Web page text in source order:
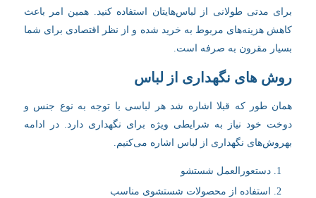
برای مدتی طولانی‌ از لباس‌هایتان استفاده کنید. همین امر باعث
کاهش هزینه‌های مربوط به خرید شده و از نظر اقتصادی برای شما
بسیار مقرون به صرفه است.
روش های نگهداری از لباس
همان طور که قبلا اشاره شد هر لباسی با توجه به نوع جنس و
دوخت خود نیاز به شرایطی ویژه برای نگهداری دارد. در ادامه
بهروش‌های نگهداری از لباس اشاره می‌کنیم.
دستعورالعمل شستشو
استفاده از محصولات شستشوی مناسب